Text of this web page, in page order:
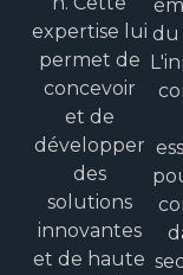
expertise lui
permet de
concevoir
et de
développer
des
solutions
innovantes
et de haute
du